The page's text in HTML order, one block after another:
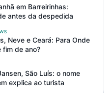
em Barreirinhas:
antes da despedida
Neve e Ceará: Para Onde
fim de ano?
São Luís: o nome
explica ao turista